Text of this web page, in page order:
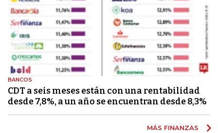
BANCOS
CDT a seis meses están con una rentabilidad
desde 7,8%, a un año se encuentran desde 8,3%
MÁS FINANZAS